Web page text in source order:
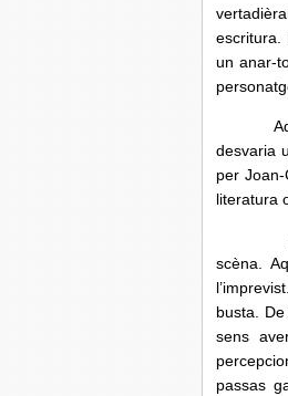
escritura.
un anar-
Aquela
desvaria
per
literatura
scèna.
busta.
sens
passas